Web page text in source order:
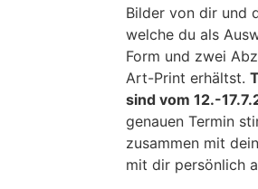
Bilder von dir und
welche du als
Form und zwei
Art-Print erhältst.
sind vom 12.-
genauen Termin
zusammen mit
mit dir persönlich